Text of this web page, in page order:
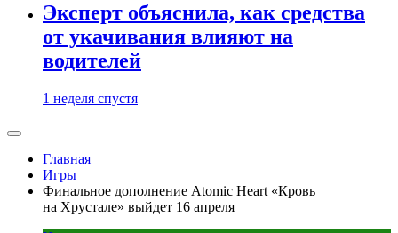
Эксперт объяснила, как средства
от укачивания влияют на
водителей
1 неделя спустя
Главная
Игры
Финальное дополнение Atomic Heart «Кровь
на Хрустале» выйдет 16 апреля